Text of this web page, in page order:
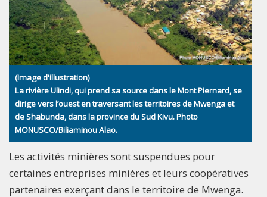
(Image d'illustration)
La rivière Ulindi, qui prend sa source dans le Mont Piernard, se
dirige vers l’ouest en traversant les territoires de Mwenga et
de Shabunda, dans la province du Sud Kivu. Photo
MONUSCO/Biliaminou Alao.
Les activités minières sont suspendues pour
certaines entreprises minières et leurs coopératives
partenaires exerçant dans le territoire de Mwenga.